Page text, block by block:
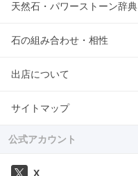
天然石・パワーストーン辞典
石の組み合わせ・相性
出店について
サイトマップ
公式アカウント
X